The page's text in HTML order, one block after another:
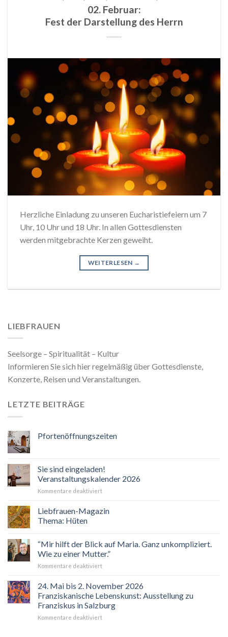
02. Februar:
Fest der Darstellung des Herrn
Herzliche Einladung zu unseren Eucharistiefeiern um 7
Uhr, 10 Uhr und 18 Uhr. In allen Gottesdiensten
werden mitgebrachte Kerzen geweiht.
WEITERLESEN →
LIEBFRAUEN
Seelsorge – Spiritualität – Kultur
Informieren Sie sich hier regelmäßig über Gottesdienste,
Konzerte, Reisen und Veranstaltungen.
LETZTE BEITRÄGE
Pfortenöffnungszeiten
Sie sind eingeladen!
Veranstaltungskalender 2026
Kommentare deaktiviertfür
sind
eingeladen!
Liebfrauen-Magazin
Thema: Hüten
“Mir hilft der Blick auf Maria. Ganz unkompliziert.
Wie zu einer Mutter.”
Kommentare deaktiviertfür
hilft
der
Blick
auf
Maria.
24. Mai bis 2. November 2026
Franziskanische Lebenskunst: Ausstellung zu
Franziskus in Salzburg
Kommentare deaktiviertfür